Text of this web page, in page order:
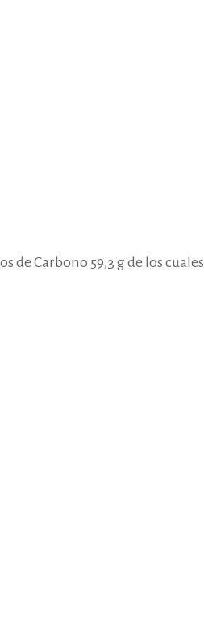
de Carbono 59,3 g de los cuales